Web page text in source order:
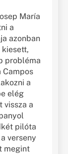
María
a
azonban
kiesett,
probléma
Campos
a
elég
vissza a
pilóta
verseny
megint